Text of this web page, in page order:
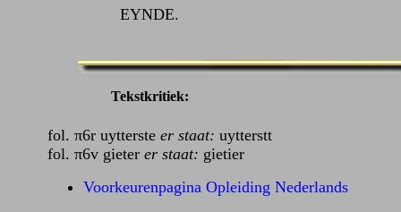
EYNDE.
Tekstkritiek:
fol. π6r uytterste er staat: uytterstt
fol. π6v gieter er staat: gietier
Voorkeurenpagina Opleiding Nederlands